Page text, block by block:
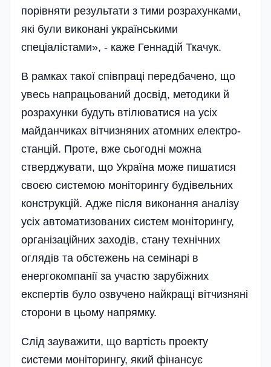
порівняти результати з тими розрахунками,
які були виконані українськими
спеціалістами», - каже Геннадій Ткачук.
В рамках такої співпраці передбачено, що
увесь напрацьований досвід, методики й
розрахунки будуть втілюватися на усіх
майданчиках вітчизняних атомних електро­
станцій. Проте, вже сьогодні можна
стверджувати, що Україна може пишатися
своєю системою моніторингу будівельних
конструкцій. Адже після виконання аналізу
усіх автоматизованих систем мо­ні­то­рингу,
організаційних заходів, стану технічних
оглядів та обстежень на семі­нарі в
енергокомпанії за участю зарубіжних
експертів було озвучено найкращі вітчизняні
сторони в цьому напрямку.
Слід зауважити, що вартість проекту
системи моніторингу, який фінансує